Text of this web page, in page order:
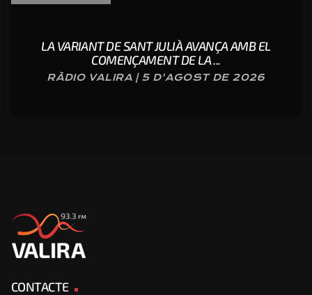
LA VARIANT DE SANT JULIÀ AVANÇA AMB EL
COMENÇAMENT DE LA ...
RÀDIO VALIRA | 5 D'AGOST DE 2026
CONTACTE